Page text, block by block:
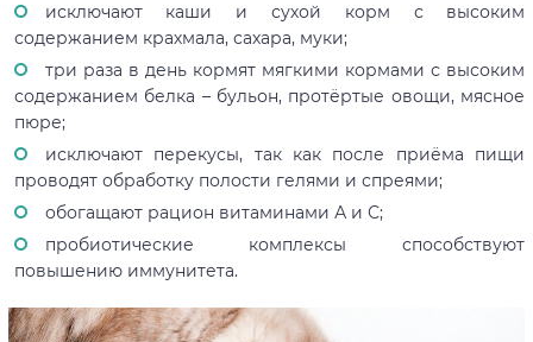
исключают каши и сухой корм с высоким
содержанием крахмала, сахара, муки;
три раза в день кормят мягкими кормами с высоким
содержанием белка – бульон, протёртые овощи, мясное
пюре;
исключают перекусы, так как после приёма пищи
проводят обработку полости гелями и спреями;
обогащают рацион витаминами А и С;
пробиотические комплексы способствуют
повышению иммунитета.